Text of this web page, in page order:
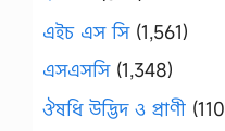
এইচ এস সি(1,561)
এসএসসি(1,348)
ঔষধি উদ্ভিদ ও প্রাণী